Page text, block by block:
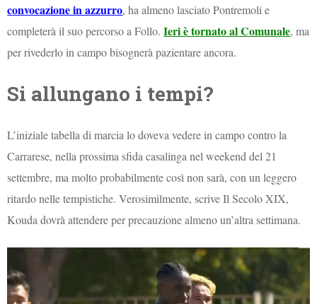
convocazione in azzurro, ha almeno lasciato Pontremoli e
completerà il suo percorso a Follo.Ieri è tornato al Comunale, ma
per rivederlo in campo bisognerà pazientare ancora.
Si allungano i tempi?
L’iniziale tabella di marcia lo doveva vedere in campo contro la
Carrarese, nella prossima sfida casalinga nel weekend del 21
settembre, ma molto probabilmente così non sarà, con un leggero
ritardo nelle tempistiche. Verosimilmente, scrive Il Secolo XIX,
Kouda dovrà attendere per precauzione almeno un’altra settimana.